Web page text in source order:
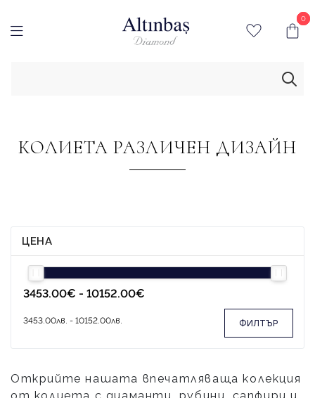
0
0
КОЛИЕТА РАЗЛИЧЕН ДИЗАЙН
ЦЕНА
ФИЛТЪР
Открийте нашата впечатляваща колекция